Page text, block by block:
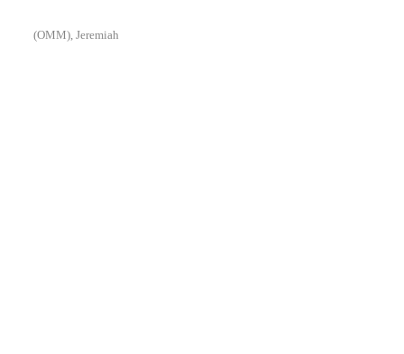
(OMM), Jeremiah